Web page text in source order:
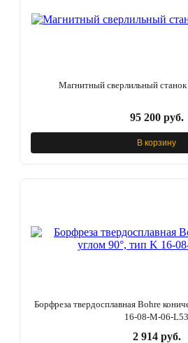
Магнитный сверлильный
95 200 руб.
В корзину
Борфреза твердосплавная Bohre
16-08-М-06-L53
2 914 руб.